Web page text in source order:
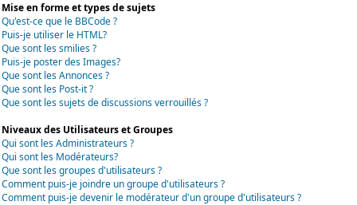
Mise en forme et types de sujets
Qu'est-ce que le BBCode ?
Puis-je utiliser le HTML?
Que sont les smilies ?
Puis-je poster des Images?
Que sont les Annonces ?
Que sont les Post-it ?
Que sont les sujets de discussions verrouillés ?
Niveaux des Utilisateurs et Groupes
Qui sont les Administrateurs ?
Qui sont les Modérateurs?
Que sont les groupes d'utilisateurs ?
Comment puis-je joindre un groupe d'utilisateurs ?
Comment puis-je devenir le modérateur d'un groupe d'utilisateurs ?